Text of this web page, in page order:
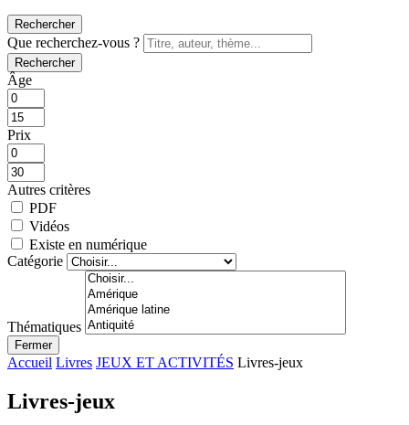
Rechercher
Que recherchez-vous ?
Rechercher
Âge
Prix
Autres critères
PDF
Vidéos
Existe en numérique
Catégorie
Thématiques
Fermer
Accueil Livres JEUX ET ACTIVITÉS Livres-jeux
Livres-jeux